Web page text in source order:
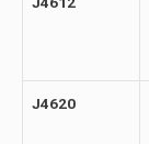
J4620